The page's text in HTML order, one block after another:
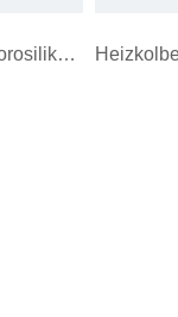
Stehkolben aus Borosilikatglas, enghalsig